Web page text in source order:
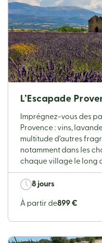
L’Escapade
Imprégnez-vous des
Provence : vins,
multitude d’autres
notamment dans les
chaque village le long
8 jours
À partir de899 €